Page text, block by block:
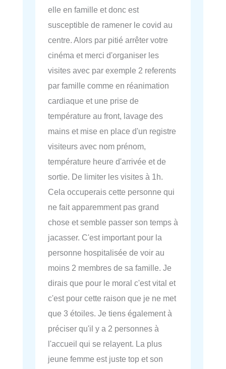
elle en famille et donc est
susceptible de ramener le covid au
centre. Alors par pitié arrêter votre
cinéma et merci d'organiser les
visites avec par exemple 2 referents
par famille comme en réanimation
cardiaque et une prise de
température au front, lavage des
mains et mise en place d'un registre
visiteurs avec nom prénom,
température heure d'arrivée et de
sortie. De limiter les visites à 1h.
Cela occuperais cette personne qui
ne fait apparemment pas grand
chose et semble passer son temps à
jacasser. C'est important pour la
personne hospitalisée de voir au
moins 2 membres de sa famille. Je
dirais que pour le moral c'est vital et
c'est pour cette raison que je ne met
que 3 étoiles. Je tiens également à
préciser qu'il y a 2 personnes à
l'accueil qui se relayent. La plus
jeune femme est juste top et son